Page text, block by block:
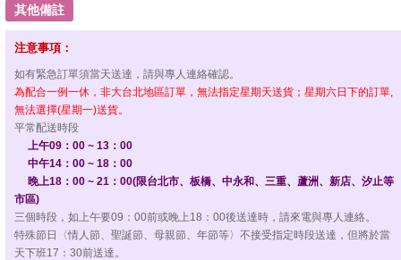
其他備註
注意事項：
如有緊急訂單須當天送達，請與專人連絡確認。
為配合一例一休，非大台北地區訂單，無法指定星期天送貨；星期六日下的訂單,
無法選擇(星期一)送貨。
平常配送時段
上午09：00 ~ 13：00
中午14：00 ~ 18：00
晚上18：00 ~ 21：00(限台北市、板橋、中永和、三重、蘆洲、新店、汐止等
市區)
三個時段，如上午要09：00前或晚上18：00後送達時，請來電與專人連絡。
特殊節日〈情人節、聖誕節、母親節、年節等〉不接受指定時段送達，但將於當
天下班17：30前送達。